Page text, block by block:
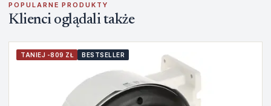
POPULARNE PRODUKTY
Klienci oglądali także
TANIEJ -809 ZŁ BESTSELLER